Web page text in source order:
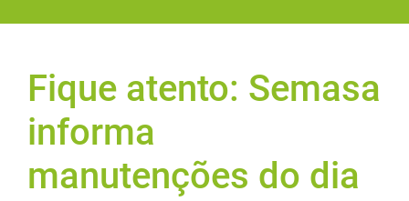
Fique atento: Semasa
informa
manutenções do dia